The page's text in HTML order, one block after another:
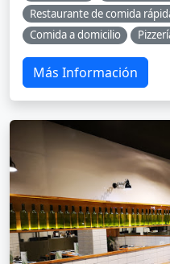
Restaurante de comida
Comida a domicilio
Más Información